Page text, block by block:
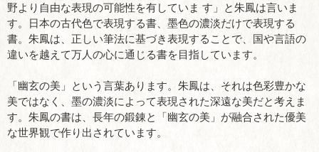
野より自由な表現の可能性を有していま す」と朱鳳は言いま
す。日本の古代色で表現する書、墨色の濃淡だけで表現する
書。朱鳳は、正しい筆法に基づき表現することで、国や言語の
違いを越えて万人の心に通じる書を目指しています。
「幽玄の美」という言葉あります。朱鳳は、それは色彩豊かな
美ではなく、墨の濃淡によって表現された深遠な美だと考えま
す。朱鳳の書は、長年の鍛錬と「幽玄の美」が融合された優美
な世界観で作り出されています。